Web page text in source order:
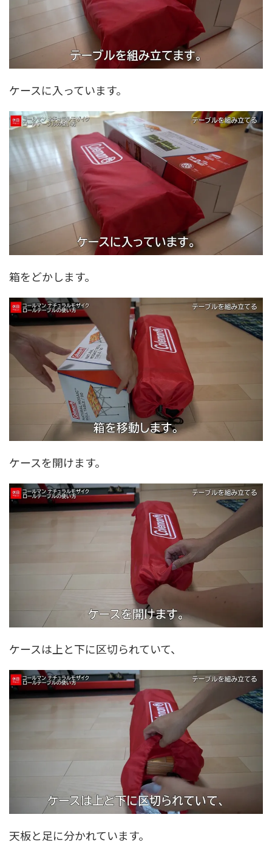
ケースに入っています。
箱をどかします。
ケースを開けます。
ケースは上と下に区切られていて、
天板と足に分かれています。